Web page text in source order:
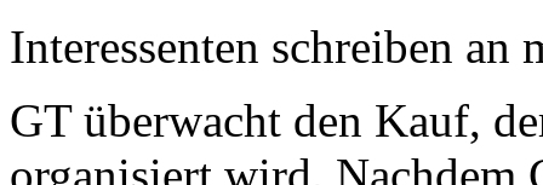
Interessenten schreiben
GT überwacht den Kauf,
organisiert wird. Nachdem